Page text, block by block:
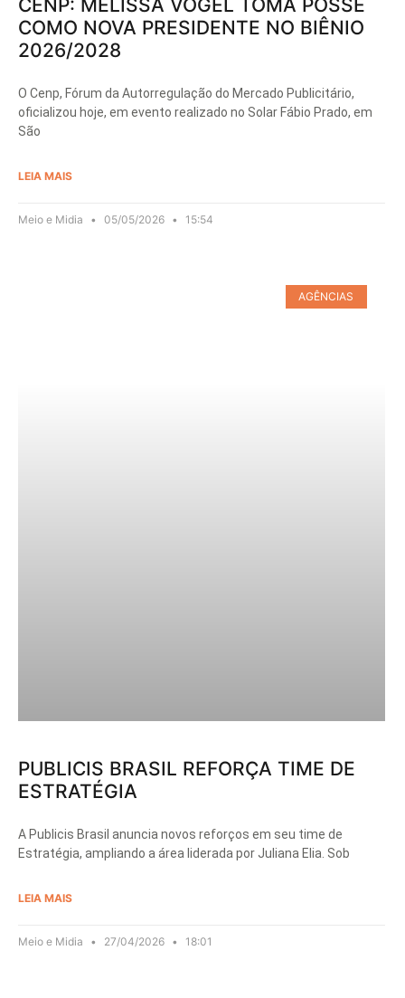
CENP: MELISSA VOGEL TOMA POSSE
COMO NOVA PRESIDENTE NO BIÊNIO
2026/2028
O Cenp, Fórum da Autorregulação do Mercado Publicitário,
oficializou hoje, em evento realizado no Solar Fábio Prado, em
São
LEIA MAIS
Meio e Midia 05/05/2026 15:54
AGÊNCIAS
PUBLICIS BRASIL REFORÇA TIME DE
ESTRATÉGIA
A Publicis Brasil anuncia novos reforços em seu time de
Estratégia, ampliando a área liderada por Juliana Elia. Sob
LEIA MAIS
Meio e Midia 27/04/2026 18:01